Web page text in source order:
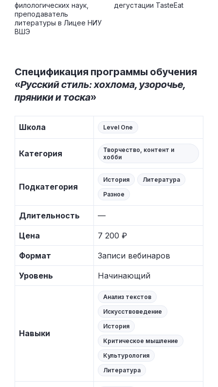
филологических наук,
преподаватель
литературы в Лицее НИУ
ВШЭ
дегустации TasteEat
Спецификация программы обучения
«Русский стиль: хохлома, узорочье,
пряники и тоска»
Школа Level One
Категория
Творчество, контент и
хобби
Подкатегория
История
Литература
Разное
Длительность —
Цена 7 200 ₽
Формат Записи вебинаров
Уровень Начинающий
Навыки
Анализ текстов
Искусствоведение
История
Критическое мышление
Культурология
Литература